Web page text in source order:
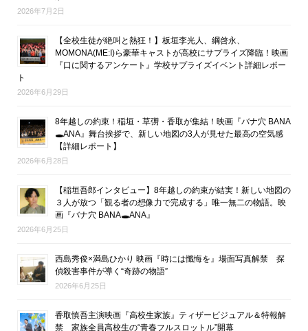
2026年7月2日
【全校生徒が絶叫と熱狂！】板垣李光人、綱啓永、
MOMONA(ME:I)ら豪華キャストが高校にサプライズ降臨！映画
『口に関するアンケート』学校サプライズイベント詳細レポー
ト
2026年6月29日
8年越しの約束！稲垣・草彅・香取が集結！映画『バナ穴 BANA
🕳ANA』舞台挨拶で、新しい地図の3人が見せた最高の空気感
【詳細レポート】
2026年6月28日
【稲垣吾郎インタビュー】8年越しの約束が結実！新しい地図の
３人が放つ「観る者の想像力で完成する」唯一無二の物語。映
画『バナ穴 BANA🕳ANA』
2026年6月25日
西島秀俊×満島ひかり 映画『時には懺悔を』場面写真解禁 探
偵殺害事件が導く“奇跡の物語”
2026年6月25日
香取慎吾主演映画『高校生家族』ティザービジュアル＆特報解
禁 家族全員高校生の“青春フルスロットル”開幕